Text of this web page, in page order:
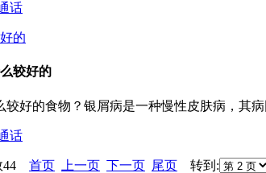
话
较好的
较好的食物？银屑病是一种慢性皮肤病，其
话
44 首页 上一页 下一页 尾页 转到: